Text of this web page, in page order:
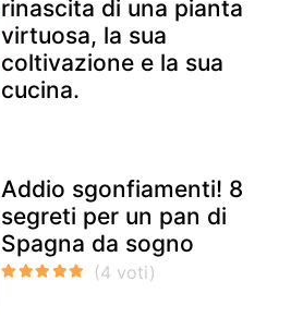
rinascita di una pianta
virtuosa, la sua
coltivazione e la sua
cucina.
Addio sgonfiamenti! 8
segreti per un pan di
Spagna da sogno